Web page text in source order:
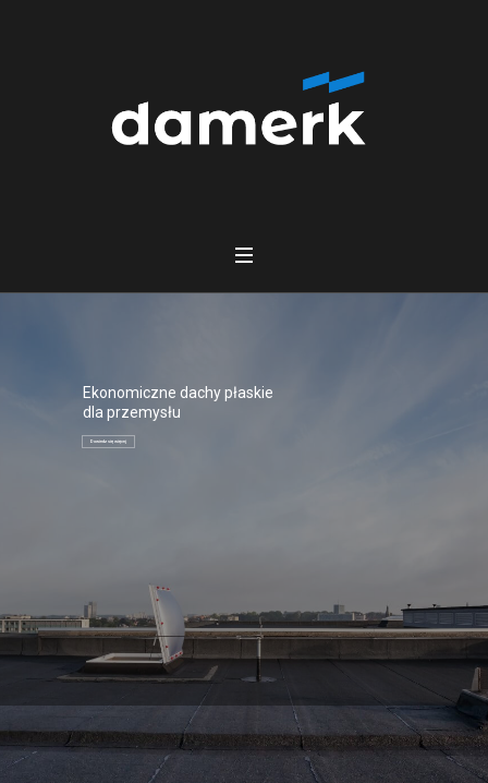
Ekonomiczne dachy płaskie
dla przemysłu
Dowiedz się więcej